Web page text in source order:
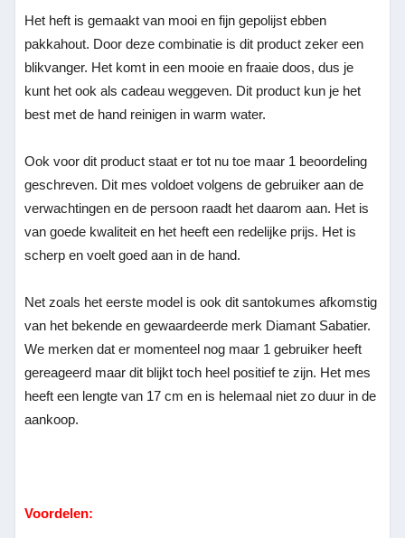
Het heft is gemaakt van mooi en fijn gepolijst ebben
pakkahout. Door deze combinatie is dit product zeker een
blikvanger. Het komt in een mooie en fraaie doos, dus je
kunt het ook als cadeau weggeven. Dit product kun je het
best met de hand reinigen in warm water.
Ook voor dit product staat er tot nu toe maar 1 beoordeling
geschreven. Dit mes voldoet volgens de gebruiker aan de
verwachtingen en de persoon raadt het daarom aan. Het is
van goede kwaliteit en het heeft een redelijke prijs. Het is
scherp en voelt goed aan in de hand.
Net zoals het eerste model is ook dit santokumes afkomstig
van het bekende en gewaardeerde merk Diamant Sabatier.
We merken dat er momenteel nog maar 1 gebruiker heeft
gereageerd maar dit blijkt toch heel positief te zijn. Het mes
heeft een lengte van 17 cm en is helemaal niet zo duur in de
aankoop.
Voordelen: